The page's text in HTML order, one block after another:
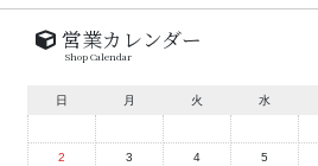
営業カレンダー
Shop Calendar
日 月 火 水
2 3 4 5